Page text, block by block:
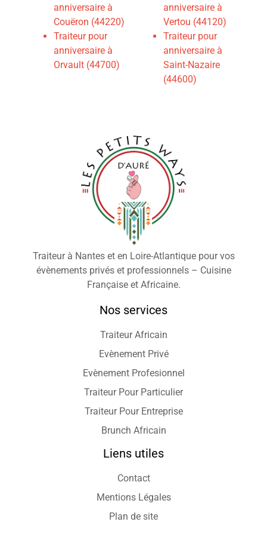
anniversaire à
Couëron (44220)
Traiteur pour
anniversaire à
Orvault (44700)
anniversaire à
Vertou (44120)
Traiteur pour
anniversaire à
Saint-Nazaire
(44600)
Traiteur à Nantes et en Loire-Atlantique pour vos
évènements privés et professionnels – Cuisine
Française et Africaine.
Nos services
Traiteur Africain
Evènement Privé
Evènement Profesionnel
Traiteur Pour Particulier
Traiteur Pour Entreprise
Brunch Africain
Liens utiles
Contact
Mentions Légales
Plan de site